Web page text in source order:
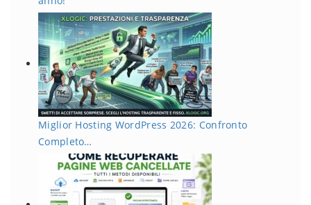
Miglior Hosting WordPress 2026: Confronto
Completo…